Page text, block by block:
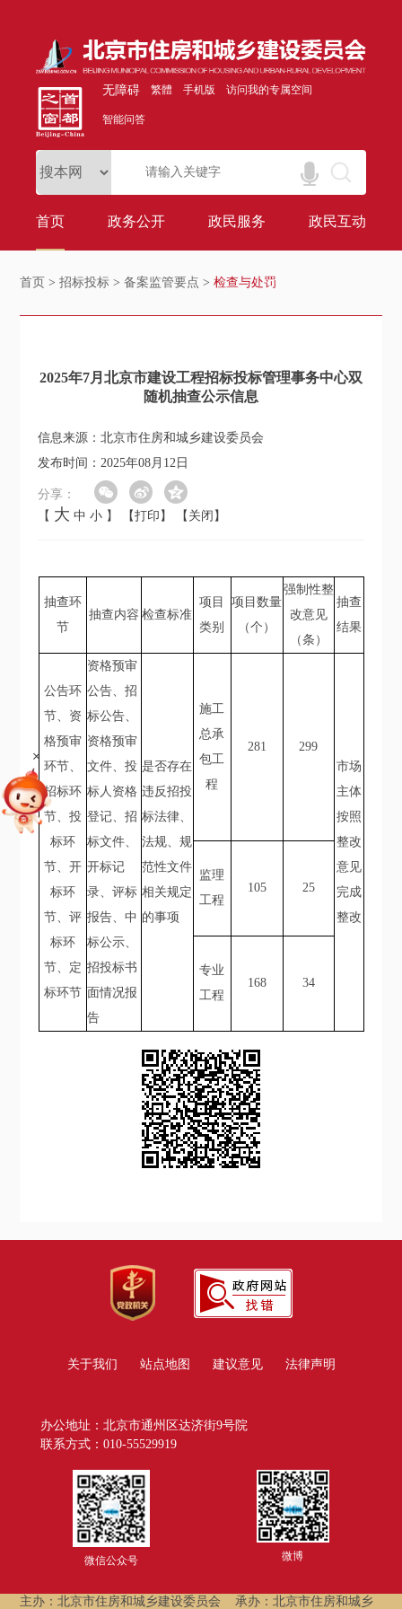
无障碍 繁體 手机版 访问我的专属空间
智能问答
首页 政务公开 政民服务 政民互动
首页 >招标投标 >备案监管要点 >检查与处罚
2025年7月北京市建设工程招标投标管理事务中心双
随机抽查公示信息
信息来源：北京市住房和城乡建设委员会
发布时间：2025年08月12日
分享：
【 大 中 小 】 【打印】 【关闭】
抽查环
节
抽查内容 检查标准
项目
类别
项目数量
（个）
强制性整
改意见
（条）
抽查
结果
公告环
节、资
格预审
环节、
招标环
节、投
标环
节、开
标环
节、评
标环
节、定
标环节
资格预审
公告、招
标公告、
资格预审
文件、投
标人资格
登记、招
标文件、
开标记
录、评标
报告、中
标公示、
招投标书
面情况报
告
是否存在
违反招投
标法律、
法规、规
范性文件
相关规定
的事项
施工
总承
包工
程
281
299
市场
主体
按照
整改
意见
完成
整改
监理
工程
105 25
专业
工程
168 34
+
关于我们 站点地图 建议意见 法律声明
办公地址：北京市通州区达济街9号院
联系方式：010-55529919
微信公众号 微博
主办：北京市住房和城乡建设委员会 承办：北京市住房和城乡